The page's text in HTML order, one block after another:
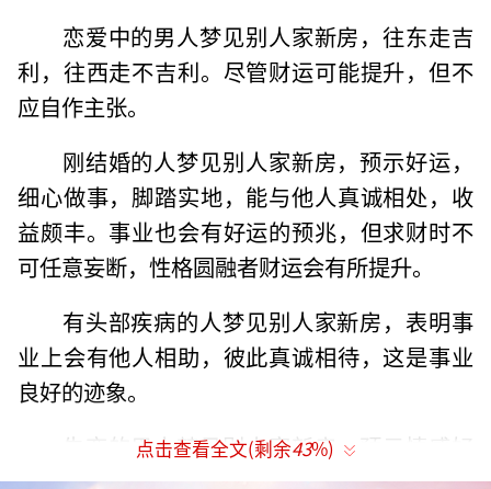
恋爱中的男人梦见别人家新房，往东走吉
利，往西走不吉利。尽管财运可能提升，但不
应自作主张。
刚结婚的人梦见别人家新房，预示好运，
细心做事，脚踏实地，能与他人真诚相处，收
益颇丰。事业也会有好运的预兆，但求财时不
可任意妄断，性格圆融者财运会有所提升。
有头部疾病的人梦见别人家新房，表明事
业上会有他人相助，彼此真诚相待，这是事业
良好的迹象。
失恋的男人梦见别人家新房，预示情感好
运，但也象征性欲望。与异性过于亲密可能导
点击查看全文(剩余43%)